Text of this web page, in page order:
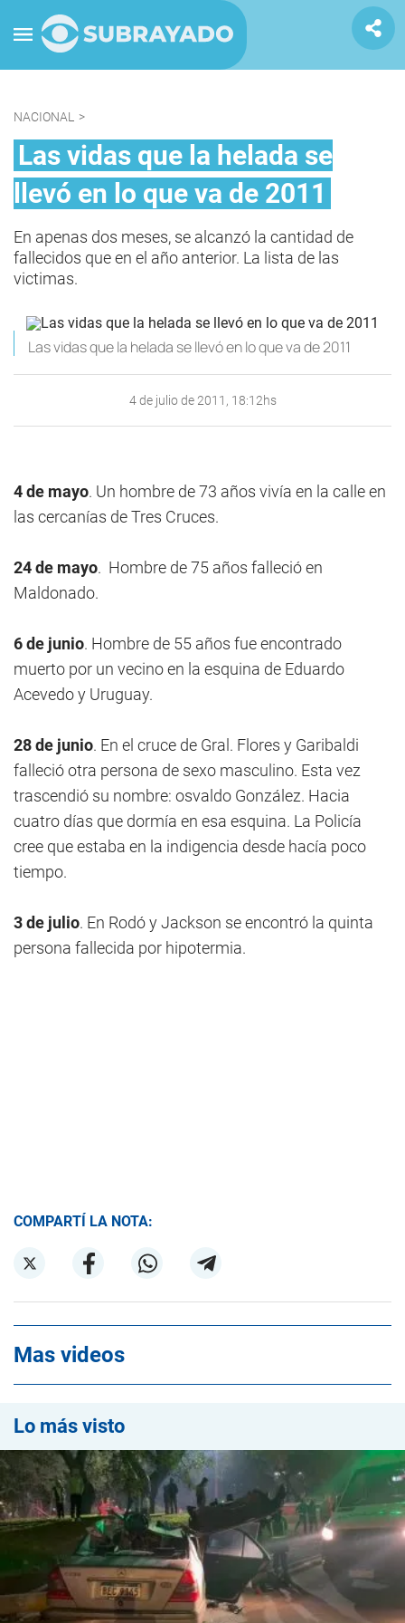
NACIONAL >
Las vidas que la helada se
llevó en lo que va de 2011
En apenas dos meses, se alcanzó la cantidad de
fallecidos que en el año anterior. La lista de las
victimas.
Las vidas que la helada se llevó en lo que va de 2011
4 de julio de 2011, 18:12hs
4 de mayo. Un hombre de 73 años vivía en la calle en
las cercanías de Tres Cruces.
24 de mayo. Hombre de 75 años falleció en
Maldonado.
6 de junio. Hombre de 55 años fue encontrado
muerto por un vecino en la esquina de Eduardo
Acevedo y Uruguay.
28 de junio. En el cruce de Gral. Flores y Garibaldi
falleció otra persona de sexo masculino. Esta vez
trascendió su nombre: osvaldo González. Hacia
cuatro días que dormía en esa esquina. La Policía
cree que estaba en la indigencia desde hacía poco
tiempo.
3 de julio. En Rodó y Jackson se encontró la quinta
persona fallecida por hipotermia.
COMPARTÍ LA NOTA:
Mas videos
Lo más visto